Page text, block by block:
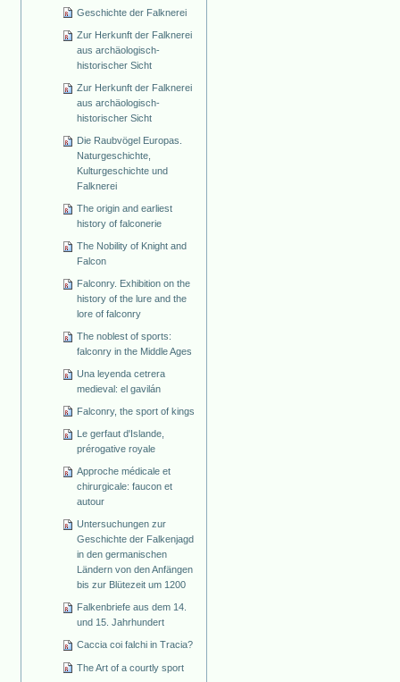
Geschichte der Falknerei
Zur Herkunft der Falknerei
aus archäologisch-
historischer Sicht
Zur Herkunft der Falknerei
aus archäologisch-
historischer Sicht
Die Raubvögel Europas.
Naturgeschichte,
Kulturgeschichte und
Falknerei
The origin and earliest
history of falconerie
The Nobility of Knight and
Falcon
Falconry. Exhibition on the
history of the lure and the
lore of falconry
The noblest of sports:
falconry in the Middle Ages
Una leyenda cetrera
medieval: el gavilán
Falconry, the sport of kings
Le gerfaut d'Islande,
prérogative royale
Approche médicale et
chirurgicale: faucon et
autour
Untersuchungen zur
Geschichte der Falkenjagd
in den germanischen
Ländern von den Anfängen
bis zur Blütezeit um 1200
Falkenbriefe aus dem 14.
und 15. Jahrhundert
Caccia coi falchi in Tracia?
The Art of a courtly sport